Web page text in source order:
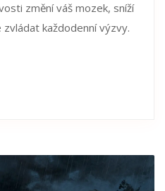
změní váš mozek, sníží
každodenní výzvy.